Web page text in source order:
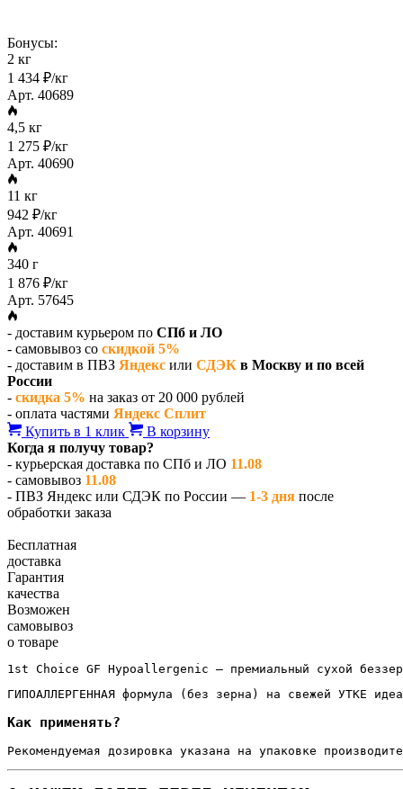
Бонусы:
2 кг
1 434 ₽/кг
Арт. 40689
4,5 кг
1 275 ₽/кг
Арт. 40690
11 кг
942 ₽/кг
Арт. 40691
340 г
1 876 ₽/кг
Арт. 57645
- доставим курьером по СПб и ЛО
- самовывоз со скидкой 5%
- доставим в ПВЗ Яндекс или СДЭК в Москву и по всей
России
- скидка 5% на заказ от 20 000 рублей
- оплата частями Яндекс Сплит
Купить в 1 клик
В корзину
Когда я получу товар?
- курьерская доставка по СПб и ЛО 11.08
- самовывоз 11.08
- ПВЗ Яндекс или СДЭК по России — 1-3 дня после
обработки заказа
Бесплатная
доставка
Гарантия
качества
Возможен
самовывоз
о товаре
1st Choice GF Hypoallergenic — премиальный сухой
ГИПОАЛЛЕРГЕННАЯ формула (без зерна) на свежей УТКЕ
Как применять?
Рекомендуемая дозировка указана на упаковке